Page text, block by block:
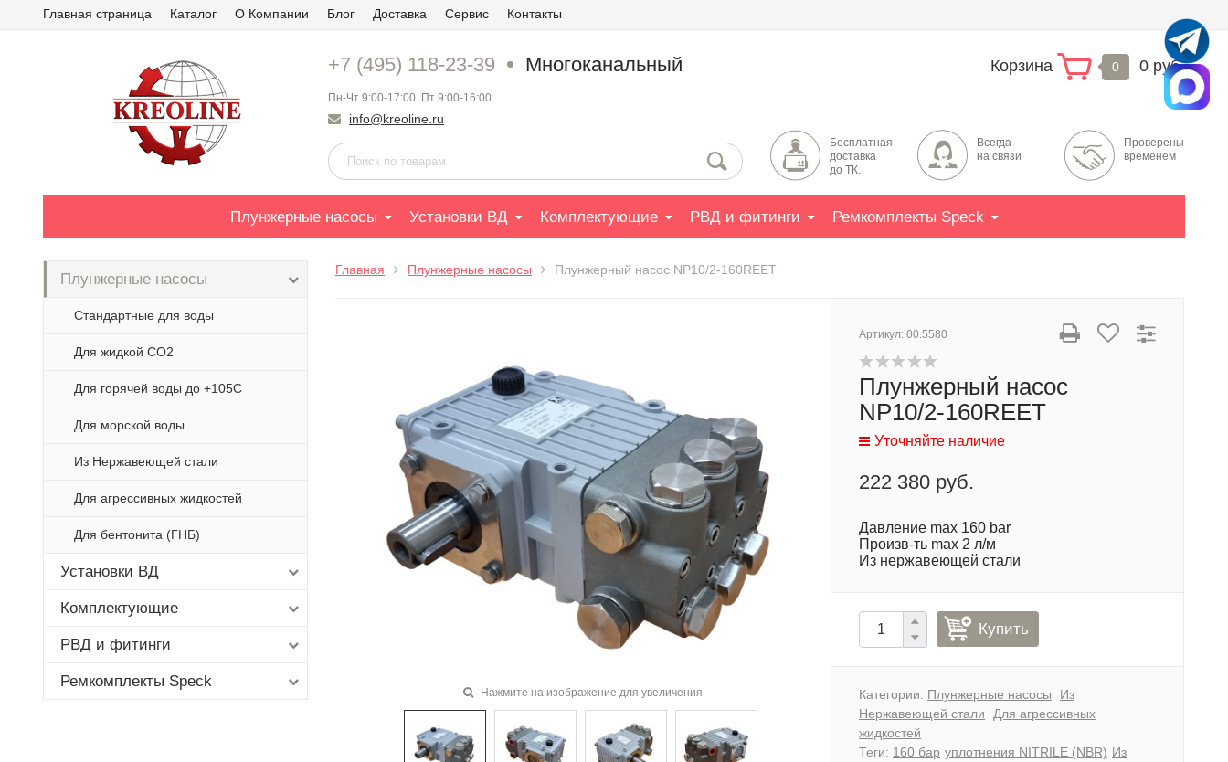
Главная страница Каталог О Компании Блог Доставка Сервис Контакты
+7 (495) 118-23-39 Многоканальный
Пн-Чт 9:00-17:00. Пт 9:00-16:00
info@kreoline.ru
Корзина 0 0 руб.
Бесплатная
доставка
до ТК.
Всегда
на связи
Проверены
временем
Плунжерные насосы Установки ВД Комплектующие РВД и фитинги Ремкомплекты Speck
Плунжерные насосы
Стандартные для воды
Для жидкой СО2
Для горячей воды до +105С
Для морской воды
Из Нержавеющей стали
Для агрессивных жидкостей
Для бентонита (ГНБ)
Установки ВД
Комплектующие
РВД и фитинги
Ремкомплекты Speck
Главная Плунжерные насосы Плунжерный насос NP10/2-160REET
Нажмите на изображение для увеличения
Артикул: 00.5580
Плунжерный насос
NP10/2-160REET
Уточняйте наличие
222 380 руб.
Давление max 160 bar
Произв-ть max 2 л/м
Из нержавеющей стали
Купить
Категории: Плунжерные насосы
Из
Нержавеющей стали
Для агрессивных
жидкостей
Теги: 160 бар уплотнения NITRILE (NBR) Из